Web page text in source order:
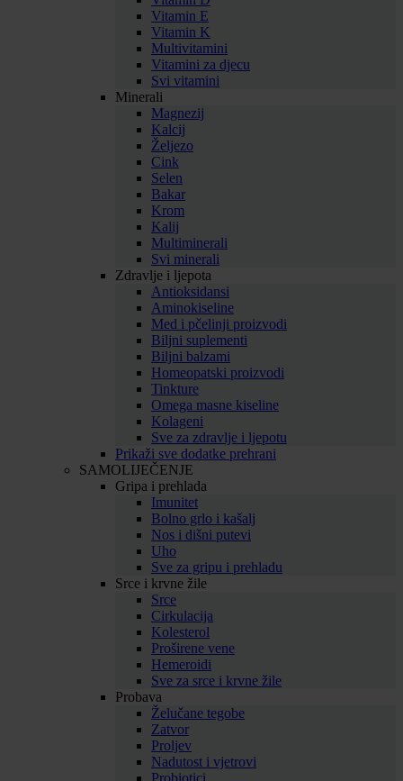
Vitamin E
Vitamin K
Multivitamini
Vitamini za djecu
Svi vitamini
Minerali
Magnezij
Kalcij
Željezo
Cink
Selen
Bakar
Krom
Kalij
Multiminerali
Svi minerali
Zdravlje i ljepota
Antioksidansi
Aminokiseline
Med i pčelinji proizvodi
Biljni suplementi
Biljni balzami
Homeopatski proizvodi
Tinkture
Omega masne kiseline
Kolageni
Sve za zdravlje i ljepotu
Prikaži sve dodatke prehrani
SAMOLIJEČENJE
Gripa i prehlada
Imunitet
Bolno grlo i kašalj
Nos i dišni putevi
Uho
Sve za gripu i prehladu
Srce i krvne žile
Srce
Cirkulacija
Kolesterol
Proširene vene
Hemeroidi
Sve za srce i krvne žile
Probava
Želučane tegobe
Zatvor
Proljev
Nadutost i vjetrovi
Probiotici